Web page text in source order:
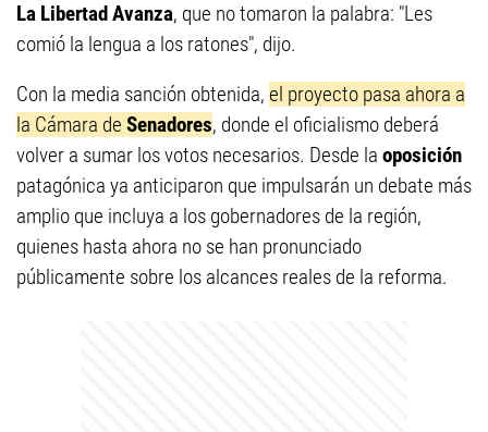
La Libertad Avanza, que no tomaron la palabra: "Les
comió la lengua a los ratones", dijo.
Con la media sanción obtenida, el proyecto pasa ahora a
la Cámara de Senadores, donde el oficialismo deberá
volver a sumar los votos necesarios. Desde la oposición
patagónica ya anticiparon que impulsarán un debate más
amplio que incluya a los gobernadores de la región,
quienes hasta ahora no se han pronunciado
públicamente sobre los alcances reales de la reforma.